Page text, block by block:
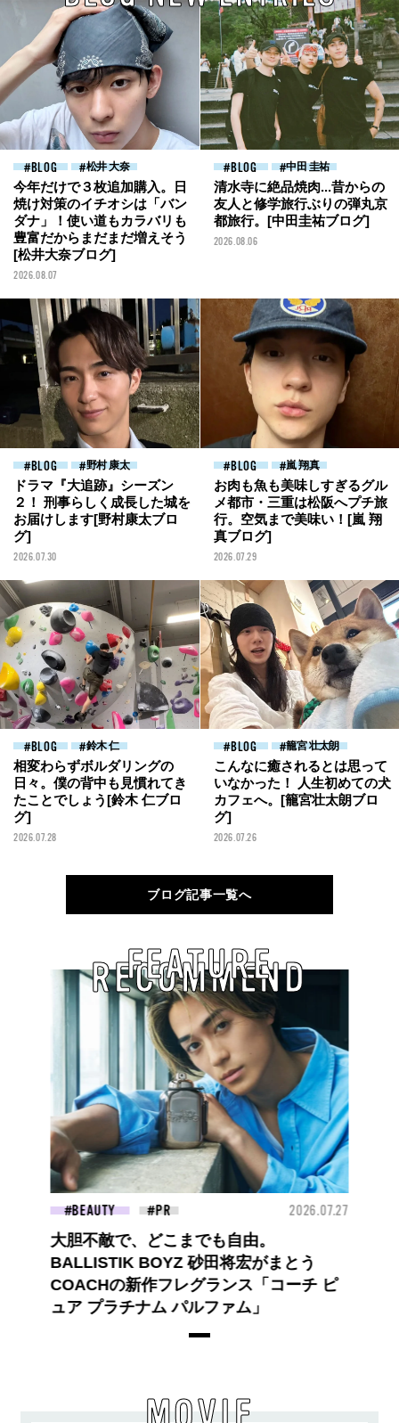
BLOG 松井 大奈
今年だけで３枚追加購入。日
焼け対策のイチオシは「バン
ダナ」！使い道もカラバリも
豊富だからまだまだ増えそう
[松井大奈ブログ]
2026.08.07
BLOG 中田 圭祐
清水寺に絶品焼肉...昔からの
友人と修学旅行ぶりの弾丸京
都旅行。[中田圭祐ブログ]
2026.08.06
BLOG 野村 康太
ドラマ『大追跡』シーズン
２！ 刑事らしく成長した城を
お届けします[野村康太ブロ
グ]
2026.07.30
BLOG 嵐 翔真
お肉も魚も美味しすぎるグル
メ都市・三重は松阪へプチ旅
行。空気まで美味い！[嵐 翔
真ブログ]
2026.07.29
BLOG 鈴木 仁
相変わらずボルダリングの
日々。僕の背中も見慣れてき
たことでしょう[鈴木 仁ブロ
グ]
2026.07.28
BLOG 籠宮 壮太朗
こんなに癒されるとは思って
いなかった！ 人生初めての犬
カフェへ。[籠宮壮太朗ブロ
グ]
2026.07.26
ブログ記事一覧へ
RECOMMEND
FEATURE
BEAUTY 2026.07.27
大胆不敵で、どこまでも自由。
BALLISTIK BOYZ 砂田将宏がまとう
COACHの新作フレグランス「コーチ ピ
ュア プラチナム パルファム」